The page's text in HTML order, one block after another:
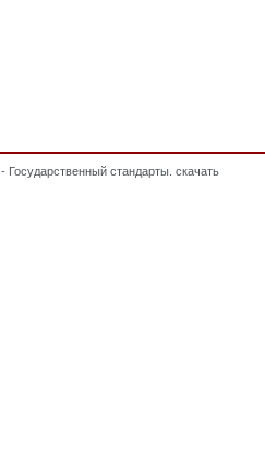
- Государственный стандарты. скачать